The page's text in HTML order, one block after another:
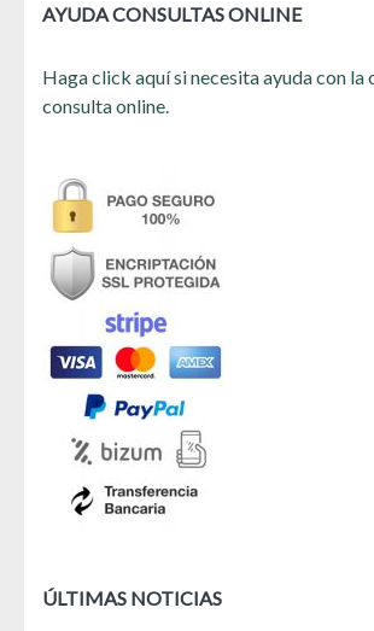
AYUDA CONSULTAS ONLINE
Haga click aquí si necesita ayuda con la
consulta online.
ÚLTIMAS NOTICIAS